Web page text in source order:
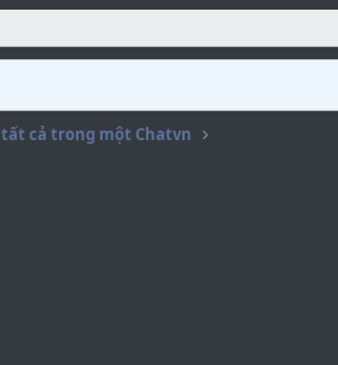
cả trong một Chatvn